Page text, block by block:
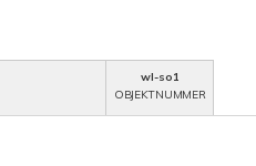
wl-so1
OBJEKTNUMMER